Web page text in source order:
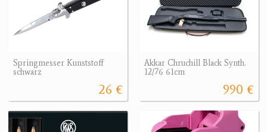
Springmesser Kunststoff
schwarz
26 €
Akkar Chruchill Black Synth.
12/76 61cm
990 €